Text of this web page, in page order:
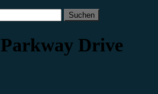
Parkway Drive